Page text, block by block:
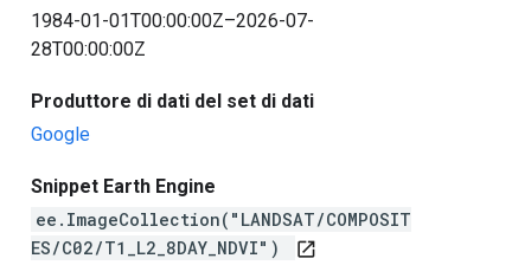
1984-01-01T00:00:00Z–2026-07-
28T00:00:00Z
Produttore di dati del set di dati
Google
Snippet Earth Engine
ee.ImageCollection("LANDSAT/COMPOSIT
ES/C02/T1_L2_8DAY_NDVI")
open_in_new